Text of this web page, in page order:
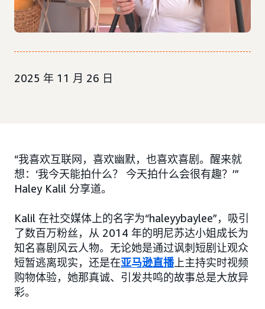
2025 年 11 月 26 日
“我喜欢互联网，喜欢幽默，也喜欢喜剧。醒来就
想：‘我今天能拍什么？ 今天拍什么会很有趣？’”
Haley Kalil 分享道。
Kalil 在社交媒体上的名字为“haleyybaylee”，吸引
了数百万粉丝，从 2014 年的明尼苏达小姐成长为
知名喜剧风云人物。无论她是通过讽刺短剧让观众
短暂逃离现实，还是在亚马逊直播上主持实时视频
购物体验，她那真诚、引发共鸣的故事总是大放异
彩。